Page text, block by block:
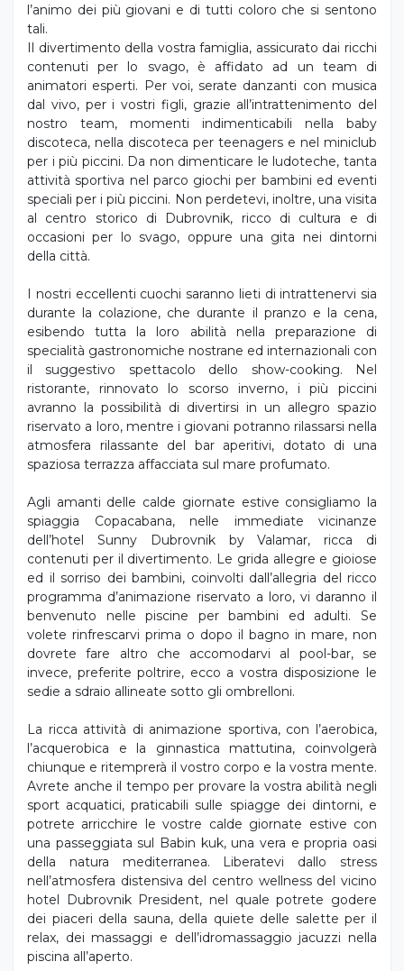
l’animo dei più giovani e di tutti coloro che si sentono
tali.
Il divertimento della vostra famiglia, assicurato dai ricchi
contenuti per lo svago, è affidato ad un team di
animatori esperti. Per voi, serate danzanti con musica
dal vivo, per i vostri figli, grazie all’intrattenimento del
nostro team, momenti indimenticabili nella baby
discoteca, nella discoteca per teenagers e nel miniclub
per i più piccini. Da non dimenticare le ludoteche, tanta
attività sportiva nel parco giochi per bambini ed eventi
speciali per i più piccini. Non perdetevi, inoltre, una visita
al centro storico di Dubrovnik, ricco di cultura e di
occasioni per lo svago, oppure una gita nei dintorni
della città.
I nostri eccellenti cuochi saranno lieti di intrattenervi sia
durante la colazione, che durante il pranzo e la cena,
esibendo tutta la loro abilità nella preparazione di
specialità gastronomiche nostrane ed internazionali con
il suggestivo spettacolo dello show-cooking. Nel
ristorante, rinnovato lo scorso inverno, i più piccini
avranno la possibilità di divertirsi in un allegro spazio
riservato a loro, mentre i giovani potranno rilassarsi nella
atmosfera rilassante del bar aperitivi, dotato di una
spaziosa terrazza affacciata sul mare profumato.
Agli amanti delle calde giornate estive consigliamo la
spiaggia Copacabana, nelle immediate vicinanze
dell’hotel Sunny Dubrovnik by Valamar, ricca di
contenuti per il divertimento. Le grida allegre e gioiose
ed il sorriso dei bambini, coinvolti dall’allegria del ricco
programma d’animazione riservato a loro, vi daranno il
benvenuto nelle piscine per bambini ed adulti. Se
volete rinfrescarvi prima o dopo il bagno in mare, non
dovrete fare altro che accomodarvi al pool-bar, se
invece, preferite poltrire, ecco a vostra disposizione le
sedie a sdraio allineate sotto gli ombrelloni.
La ricca attività di animazione sportiva, con l’aerobica,
l’acquerobica e la ginnastica mattutina, coinvolgerà
chiunque e ritemprerà il vostro corpo e la vostra mente.
Avrete anche il tempo per provare la vostra abilità negli
sport acquatici, praticabili sulle spiagge dei dintorni, e
potrete arricchire le vostre calde giornate estive con
una passeggiata sul Babin kuk, una vera e propria oasi
della natura mediterranea. Liberatevi dallo stress
nell’atmosfera distensiva del centro wellness del vicino
hotel Dubrovnik President, nel quale potrete godere
dei piaceri della sauna, della quiete delle salette per il
relax, dei massaggi e dell’idromassaggio jacuzzi nella
piscina all’aperto.